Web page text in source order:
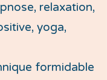
relaxation,
yoga,
formidable